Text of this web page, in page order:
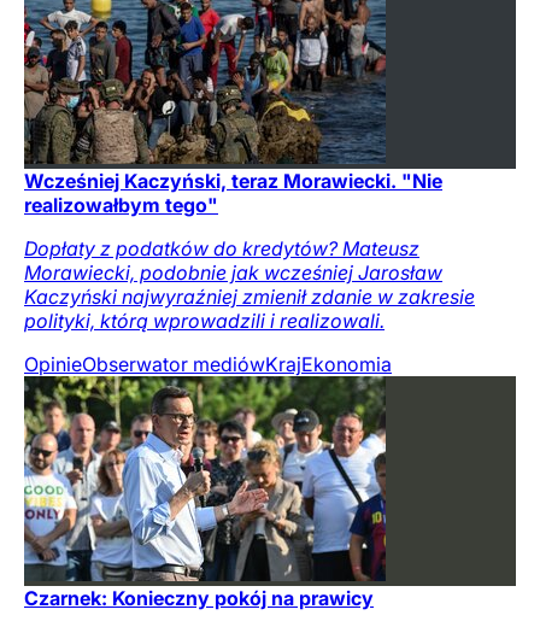
Wcześniej Kaczyński, teraz Morawiecki. "Nie
realizowałbym tego"
Dopłaty z podatków do kredytów? Mateusz
Morawiecki, podobnie jak wcześniej Jarosław
Kaczyński najwyraźniej zmienił zdanie w zakresie
polityki, którą wprowadzili i realizowali.
OpinieObserwator mediówKrajEkonomia
Czarnek: Konieczny pokój na prawicy